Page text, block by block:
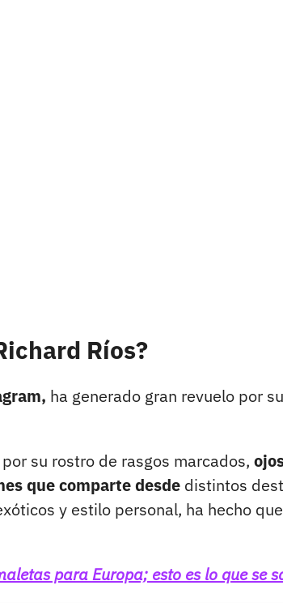
Ríos?
ha generado gran revuelo por su
su rostro de rasgos marcados,
que comparte desde distintos
y estilo personal, ha hecho que
para Europa; esto es lo que se